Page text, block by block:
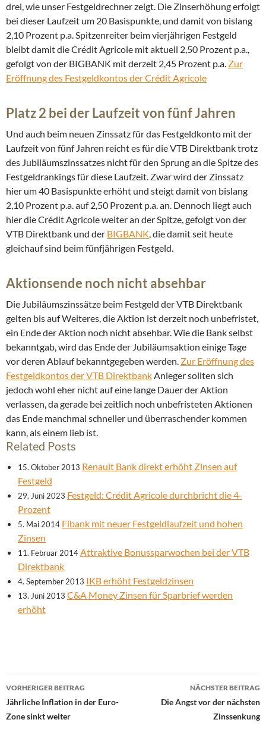
drei, wie unser Festgeldrechner zeigt. Die Zinserhöhung erfolgt
bei dieser Laufzeit um 20 Basispunkte, und damit von bislang
2,10 Prozent p.a. Spitzenreiter beim vierjährigen Festgeld
bleibt damit die Crédit Agricole mit aktuell 2,50 Prozent p.a.,
gefolgt von der BIGBANK mit derzeit 2,45 Prozent p.a. Zur
Eröffnung des Festgeldkontos der Crédit Agricole
Platz 2 bei der Laufzeit von fünf Jahren
Und auch beim neuen Zinssatz für das Festgeldkonto mit der
Laufzeit von fünf Jahren reicht es für die VTB Direktbank trotz
des Jubiläumszinssatzes nicht für den Sprung an die Spitze des
Festgeldrankings für diese Laufzeit. Zwar wird der Zinssatz
hier um 40 Basispunkte erhöht und steigt damit von bislang
2,10 Prozent p.a. auf 2,50 Prozent p.a. an. Dennoch liegt auch
hier die Crédit Agricole weiter an der Spitze, gefolgt von der
VTB Direktbank und der BIGBANK, die damit seit heute
gleichauf sind beim fünfjährigen Festgeld.
Aktionsende noch nicht absehbar
Die Jubiläumszinssätze beim Festgeld der VTB Direktbank
gelten bis auf Weiteres, die Aktion ist derzeit noch unbefristet,
ein Ende der Aktion noch nicht absehbar. Wie die Bank selbst
bekanntgab, wird das Ende der Jubiläumsaktion einige Tage
vor deren Ablauf bekanntgegeben werden. Zur Eröffnung des
Festgeldkontos der VTB DirektbankAnleger sollten sich
jedoch wohl eher nicht auf eine lange Dauer der Aktion
verlassen, da gerade bei zeitlich noch unbefristeten Aktionen
das Ende manchmal schneller und überraschender kommen
kann, als einem lieb ist.
Related Posts
15. Oktober 2013 Renault Bank direkt erhöht Zinsen auf
Festgeld
29. Juni 2023 Festgeld: Crédit Agricole durchbricht die 4-
Prozent
5. Mai 2014 Fibank mit neuer Festgeldlaufzeit und hohen
Zinsen
11. Februar 2014Attraktive Bonussparwochen bei der VTB
Direktbank
4. September 2013 IKB erhöht Festgeldzinsen
13. Juni 2013 C&A Money Zinsen für Sparbrief werden
erhöht
Beitrags-
Navigation
VORHERIGER BEITRAG
Jährliche Inflation in der Euro-
Zone sinkt weiter
NÄCHSTER BEITRAG
Die Angst vor der nächsten
Zinssenkung